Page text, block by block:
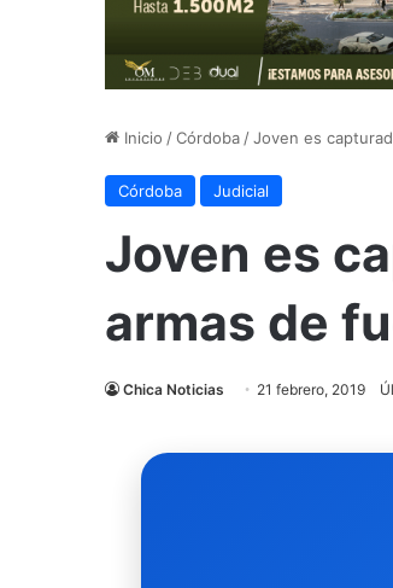
Inicio /Córdoba /Joven es
Córdoba Judicial
Joven es
armas de
Chica Noticias 21 febrero, 2019